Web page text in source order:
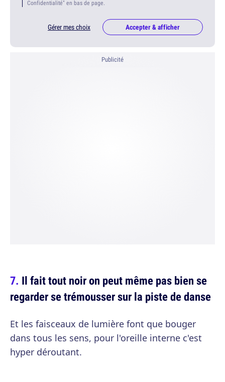
Confidentialité" en bas de page.
Gérer mes choix Accepter & afficher
Publicité
Il fait tout noir on peut même pas bien se
regarder se trémousser sur la piste de danse
Et les faisceaux de lumière font que bouger
dans tous les sens, pour l'oreille interne c'est
hyper déroutant.